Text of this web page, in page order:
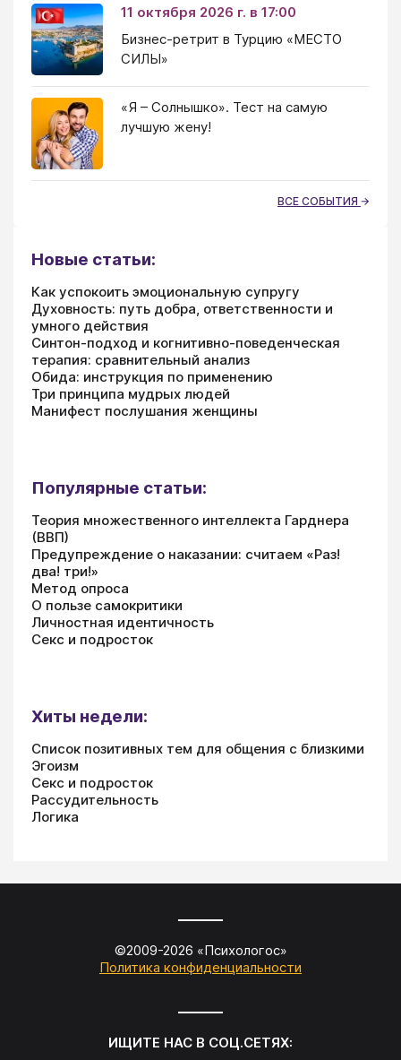
11 октября 2026 г. в 17:00
Бизнес-ретрит в Турцию «МЕСТО
СИЛЫ»
«Я – Солнышко». Тест на самую
лучшую жену!
ВСЕ СОБЫТИЯ
Новые статьи:
Как успокоить эмоциональную супругу
Духовность: путь добра, ответственности и
умного действия
Синтон-подход и когнитивно-поведенческая
терапия: сравнительный анализ
Обида: инструкция по применению
Три принципа мудрых людей
Манифест послушания женщины
Популярные статьи:
Теория множественного интеллекта Гарднера
(ВВП)
Предупреждение о наказании: считаем «Раз!
два! три!»
Метод опроса
О пользе самокритики
Личностная идентичность
Секс и подросток
Хиты недели:
Список позитивных тем для общения с близкими
Эгоизм
Секс и подросток
Рассудительность
Логика
©2009-2026 «Психологос»
Политика конфиденциальности
ИЩИТЕ НАС В СОЦ.СЕТЯХ: